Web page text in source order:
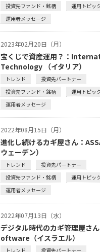
投資先ファンド・銘柄
運用トピッ
運用者メッセージ
2023年02月20日（月）
宝くじで資産運用？：
Technology （イタリア）
トレンド
投資先パートナー
投資先ファンド・銘柄
運用トピッ
運用者メッセージ
2022年08月15日（月）
進化し続けるカギ屋さん：
ウェーデン）
トレンド
投資先パートナー
投資先ファンド・銘柄
運用トピッ
運用者メッセージ
2022年07月13日（水）
デジタル時代のカギ管理屋さ
oftware（イスラエル）
トレンド
投資先パートナー